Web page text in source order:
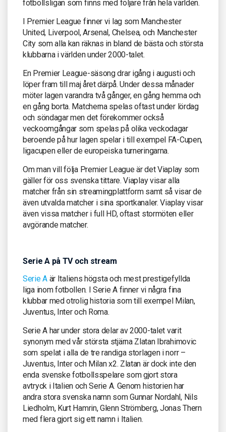
fotbollsligan som finns med följare från hela världen.
I Premier League finner vi lag som Manchester
United, Liverpool, Arsenal, Chelsea, och Manchester
City som alla kan räknas in bland de bästa och största
klubbarna i världen under 2000-talet.
En Premier League-säsong drar igång i augusti och
löper fram till maj året därpå. Under dessa månader
möter lagen varandra två gånger, en gång hemma och
en gång borta. Matcherna spelas oftast under lördag
och söndagar men det förekommer också
veckoomgångar som spelas på olika veckodagar
beroende på hur lagen spelar i till exempel FA-Cupen,
ligacupen eller de europeiska turneringarna.
Om man vill följa Premier League är det Viaplay som
gäller för oss svenska tittare. Viaplay visar alla
matcher från sin streamingplattform samt så visar de
även utvalda matcher i sina sportkanaler. Viaplay visar
även vissa matcher i full HD, oftast stormöten eller
avgörande matcher.
Serie A på TV och stream
Serie Aär Italiens högsta och mest prestigefyllda
liga inom fotbollen. I Serie A finner vi några fina
klubbar med otrolig historia som till exempel Milan,
Juventus, Inter och Roma.
Serie A har under stora delar av 2000-talet varit
synonym med vår största stjärna Zlatan Ibrahimovic
som spelat i alla de tre randiga storlagen i norr –
Juventus, Inter och Milan x2. Zlatan är dock inte den
enda svenske fotbollsspelare som gjort stora
avtryck i Italien och Serie A. Genom historien har
andra stora svenska namn som Gunnar Nordahl, Nils
Liedholm, Kurt Hamrin, Glenn Strömberg, Jonas Thern
med flera gjort sig ett namn i Italien.